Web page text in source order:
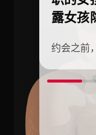
露女孩
约会之前